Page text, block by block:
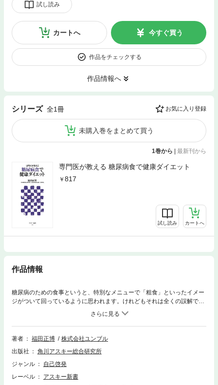
試し読み
カートへ 今すぐ買う
作品をチェックする
作品情報へ
シリーズ 全1冊 お気に入り登録
未購入巻をまとめて買う
1巻から 最新刊から
専門医が教える 糖尿病食で健康ダイエット
817
試し読み カートへ
作品情報
糖尿病のための食事というと、特別なメニューで「粗食」といったイメー
ジがついて回っているように思われます。けれどもそれは全くの誤解で
す。糖尿病の患者さん達が治療のために実践している食事・食生活は、栄
養バランスをうまく取るための健康食であり、生活習慣病予備群の人や一
般の人にとっても理想的な「腹やせ」ダイエット食なのです。
著者
福田正博
株式会社ユンブル
出版社
角川アスキー総合研究所
ジャンル
自己啓発
レーベル
アスキー新書